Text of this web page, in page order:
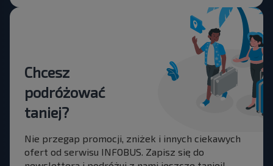
Chcesz
podróżować
taniej?
Nie przegap promocji, zniżek i innych ciekawych
ofert od serwisu INFOBUS. Zapisz się do